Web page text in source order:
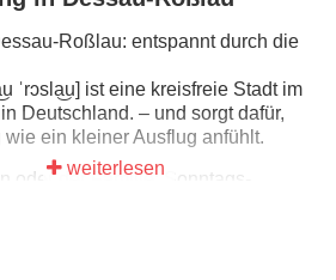
Roßlau: entspannt durch die
ˈrɔsla͜u] ist eine kreisfreie Stadt im
Deutschland. – und sorgt dafür,
ein kleiner Ausflug anfühlt.
oder der Familie: Sonntags-
weiterlesen